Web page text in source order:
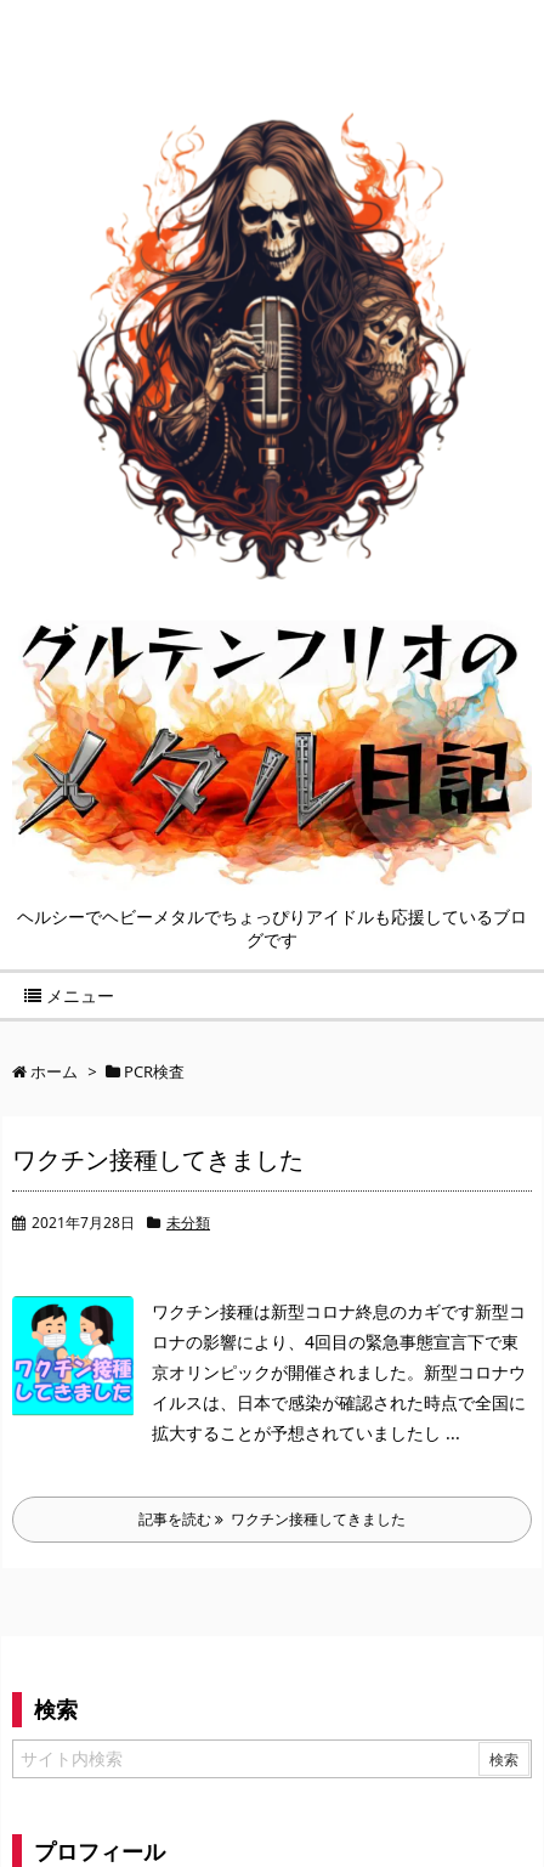
ヘルシーでヘビーメタルでちょっぴりアイドルも応援しているブロ
グです
メニュー
ホーム > PCR検査
ワクチン接種してきました
2021年7月28日 未分類
ワクチン接種は新型コロナ終息のカギです新型コ
ロナの影響により、 4回目の緊急事態宣言下で東
京オリンピックが開催されました。 新型コロナウ
イルスは、日本で感染が確認された時点で全国に
拡大することが予想されていましたし ...
記事を読む ワクチン接種してきました
検索
プロフィール